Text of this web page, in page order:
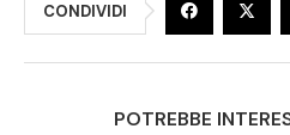
CONDIVIDI
POTREBBE